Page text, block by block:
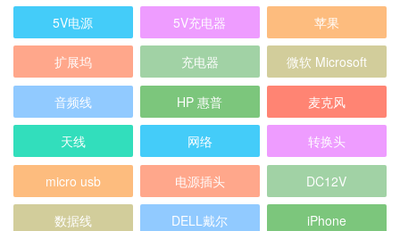
5V电源 5V充电器 苹果
扩展坞 充电器 微软 Microsoft
音频线 HP 惠普 麦克风
天线 网络 转换头
micro usb 电源插头 DC12V
数据线 DELL戴尔 iPhone